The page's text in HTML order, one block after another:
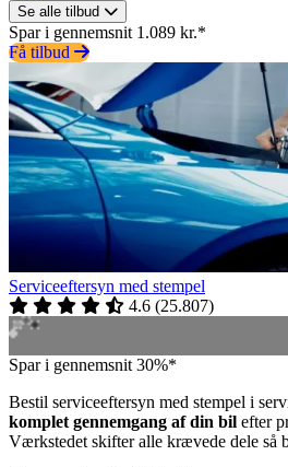
Se alle tilbud
Spar i gennemsnit 1.089 kr.*
Få tilbud
Serviceeftersyn med stempel
4.6 (25.807)
Spar i gennemsnit 30%*
Bestil serviceeftersyn med stempel i
komplet gennemgang af din bil efter
Værkstedet skifter alle krævede dele så